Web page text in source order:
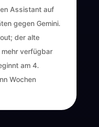
Assistant auf
gegen Gemini.
der alte
verfügbar
am 4.
Wochen